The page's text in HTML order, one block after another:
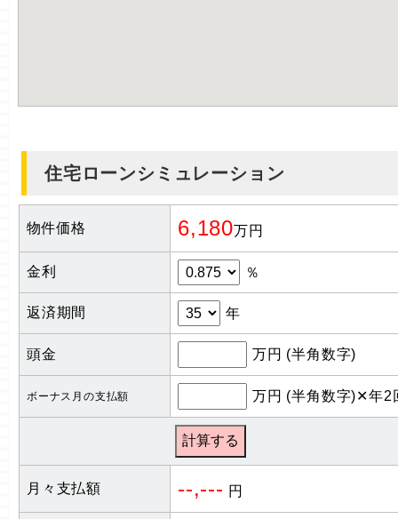
住宅ローンシミュレーション
物件価格 6,180万円
金利 ％
返済期間 年
頭金 万円 (半角数字)
ボーナス月の支払額 万円 (半角数字)✕年2
月々支払額 --,--- 円